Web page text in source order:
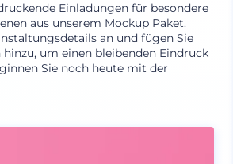
Einladungen für besondere
aus unserem Mockup Paket.
an und fügen Sie
um einen bleibenden Eindruck
Sie noch heute mit der